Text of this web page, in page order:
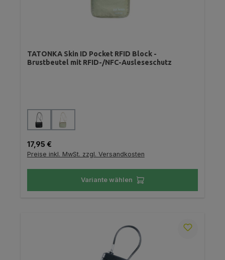
TATONKA Skin ID Pocket RFID Block -
Brustbeutel mit RFID-/NFC-Ausleseschutz
Farbe auswählen
Regulärer Preis:
17,95 €
Preise inkl. MwSt. zzgl. Versandkosten
Variante wählen